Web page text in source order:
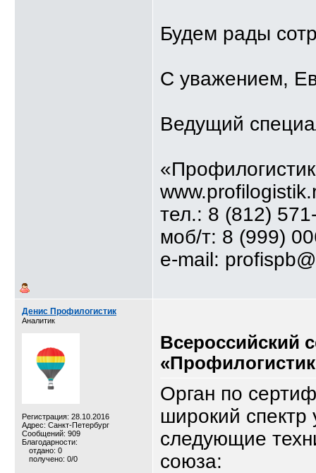
Будем рады
С уважением,
Ведущий
тел.: 8 (812)
моб/т: 8 (999)
e-mail:
Денис Профилогистик
Аналитик
Регистрация: 28.10.2016
Адрес: Санкт-Петербург
Сообщений: 909
Благодарности:
отдано: 0
получено: 0/0
Всероссийский
Орган по
широкий спектр
следующие
союза: